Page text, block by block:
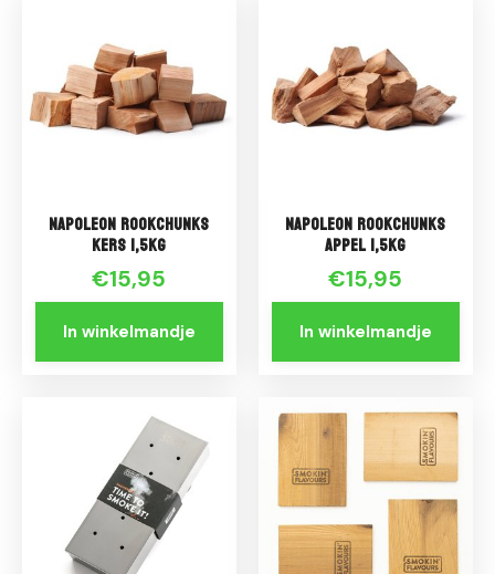
Napoleon Rookchunks
Kers 1,5kg
€15,95
In winkelmandje
Napoleon Rookchunks
Appel 1,5kg
€15,95
In winkelmandje